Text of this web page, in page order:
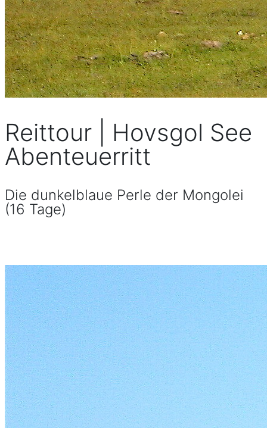
Reittour | Hovsgol See
Abenteuerritt
Die dunkelblaue Perle der Mongolei
(16 Tage)